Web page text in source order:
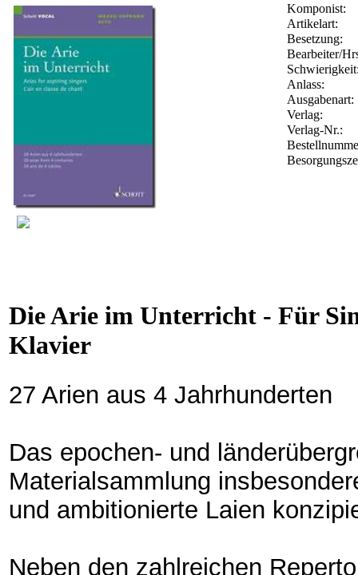
Komponist:
Artikelart:
Besetzung:
Bearbeiter/
Anlass:
Ausgabenart:
Verlag:
Verlag-Nr.:
Die Arie im Unterricht - Für
Klavier
27 Arien aus 4 Jahrhunderten
Das epochen- und
Materialsammlung
und ambitionierte Laien
Neben den zahlreichen